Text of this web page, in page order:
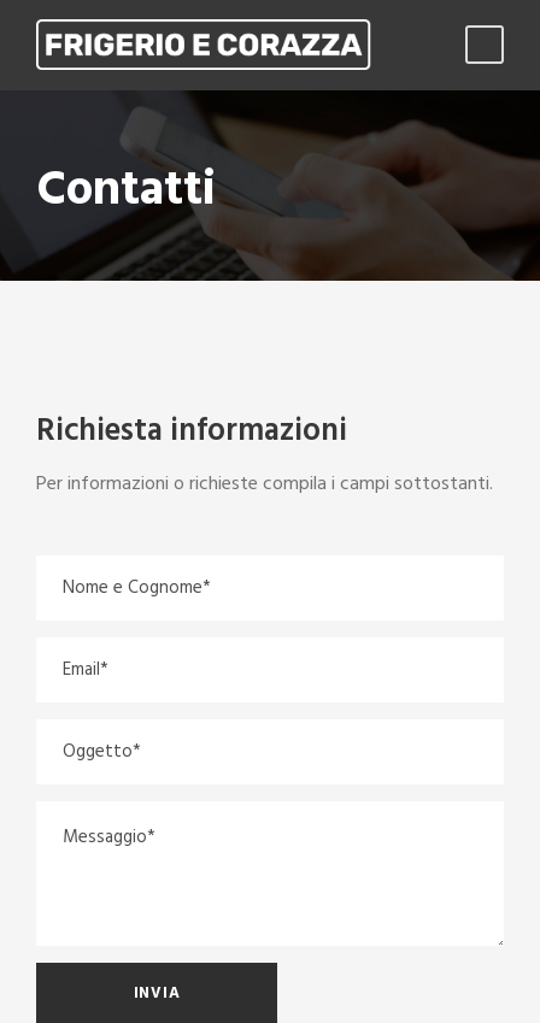
Contatti
Richiesta informazioni
Per informazioni o richieste compila i campi sottostanti.